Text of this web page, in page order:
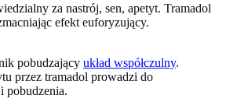
za nastrój, sen, apetyt. Tramadol
efekt euforyzujący.
pobudzający układ współczulny.
przez tramadol prowadzi do
pobudzenia.